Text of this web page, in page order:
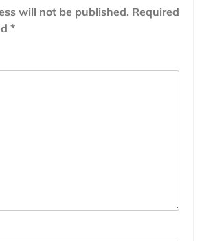
will not be published. Required
*